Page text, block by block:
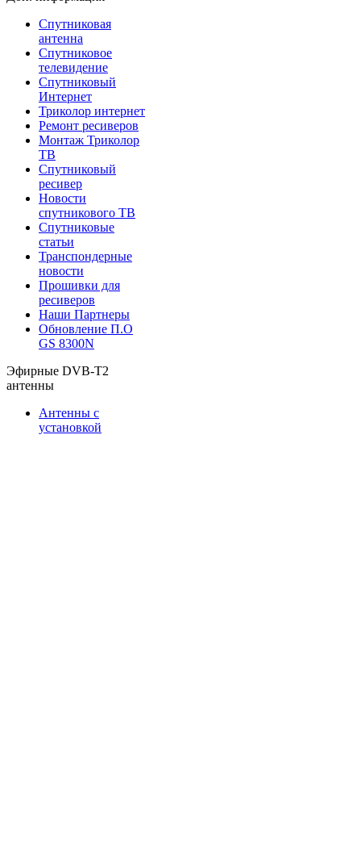
Спутниковая
антенна
Спутниковое
телевидение
Спутниковый
Интернет
Триколор интернет
Ремонт ресиверов
Монтаж Триколор
ТВ
Спутниковый
ресивер
Новости
спутникового ТВ
Спутниковые
статьи
Транспондерные
новости
Прошивки для
ресиверов
Наши Партнеры
Обновление П.О
GS 8300N
Эфирные DVB-T2
антенны
Антенны с
установкой